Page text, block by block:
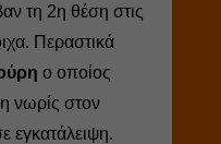
τη 2η θέση στις
Περαστικά
ο οποίος
νωρίς στον
εγκατάλειψη.